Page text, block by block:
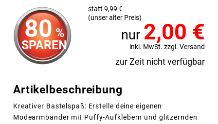
80 %
SPAREN
statt 9,99 €
(unser alter Preis)
nur 2,00 €
inkl. MwSt. zzgl. Versand
zur Zeit nicht verfügbar
Artikelbeschreibung
Kreativer Bastelspaß: Erstelle deine eigenen
Modearmbänder mit Puffy-Aufklebern und glitzernden